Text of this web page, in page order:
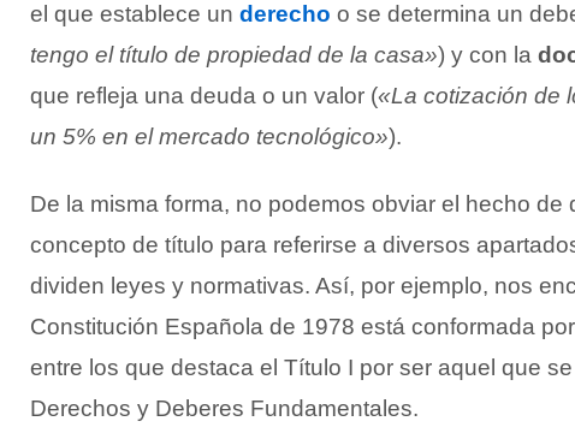
el que establece un derecho o se determina un
tengo el título de propiedad de la casa») y con la
que refleja una deuda o un valor («La cotización de
un 5% en el mercado tecnológico»).
De la misma forma, no podemos obviar el hecho de
concepto de título para referirse a diversos
dividen leyes y normativas. Así, por ejemplo, nos
Constitución Española de 1978 está conformada
entre los que destaca el Título I por ser aquel que
Derechos y Deberes Fundamentales.